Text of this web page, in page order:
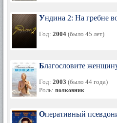
Ундина 2: На гребне
Год: 2004 (было 45 лет)
Благословите
Год: 2003 (было 44 года)
Роль: полковник
Оперативный